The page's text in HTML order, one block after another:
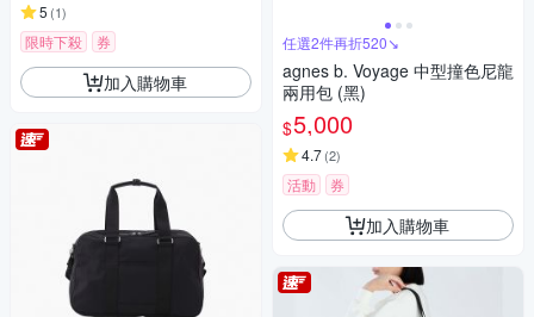
5 (1)
限時下殺 券
加入購物車
任選2件再折520↘
agnes b. Voyage 中型撞色尼龍
兩用包 (黑)
$5,000
4.7(2)
活動 券
加入購物車